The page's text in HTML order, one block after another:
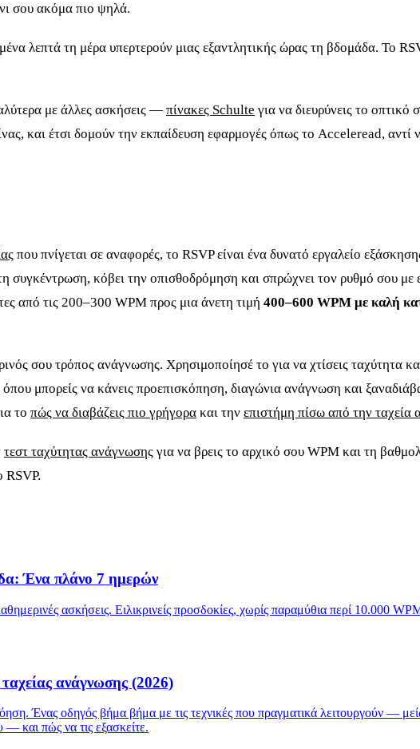
σου ακόμα πιο ψηλά.
λεπτά τη μέρα υπερτερούν μιας εξαντλητικής ώρας τη βδομάδα. Το
με άλλες ασκήσεις — πίνακες Schulte για να διευρύνεις το οπτικό
και έτσι δομούν την εκπαίδευση εφαρμογές όπως το Acceleread, αντί
που πνίγεται σε αναφορές, το RSVP είναι ένα δυνατό εργαλείο
συγκέντρωση, κόβει την οπισθοδρόμηση και σπρώχνει τον ρυθμό σου με
από τις 200–300 WPM προς μια άνετη τιμή 400–600 WPM με καλή
σου τρόπος ανάγνωσης. Χρησιμοποίησέ το για να χτίσεις ταχύτητα
μπορείς να κάνεις προεπισκόπηση, διαγώνια ανάγνωση και
το πώς να διαβάζεις πιο γρήγορα και την επιστήμη πίσω από την ταχεία
τεστ ταχύτητας ανάγνωσης για να βρεις το αρχικό σου WPM και τη
RSVP.
Ένα πλάνο 7 ημερών
ασκήσεις. Ειλικρινείς προσδοκίες, χωρίς παραμύθια περί 10.000
ανάγνωσης (2026)
Ένας οδηγός βήμα βήμα με τις τεχνικές που πραγματικά λειτουργούν —
και πώς να τις εξασκείτε.